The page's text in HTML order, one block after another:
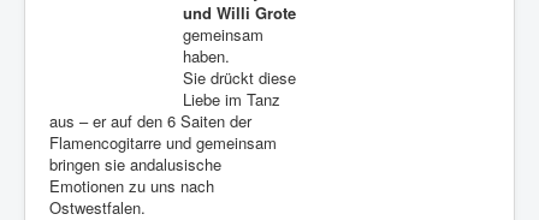
und Willi Grote
gemeinsam
haben.
Sie drückt diese
Liebe im Tanz
aus – er auf den 6 Saiten der
Flamencogitarre und gemeinsam
bringen sie andalusische
Emotionen zu uns nach
Ostwestfalen.